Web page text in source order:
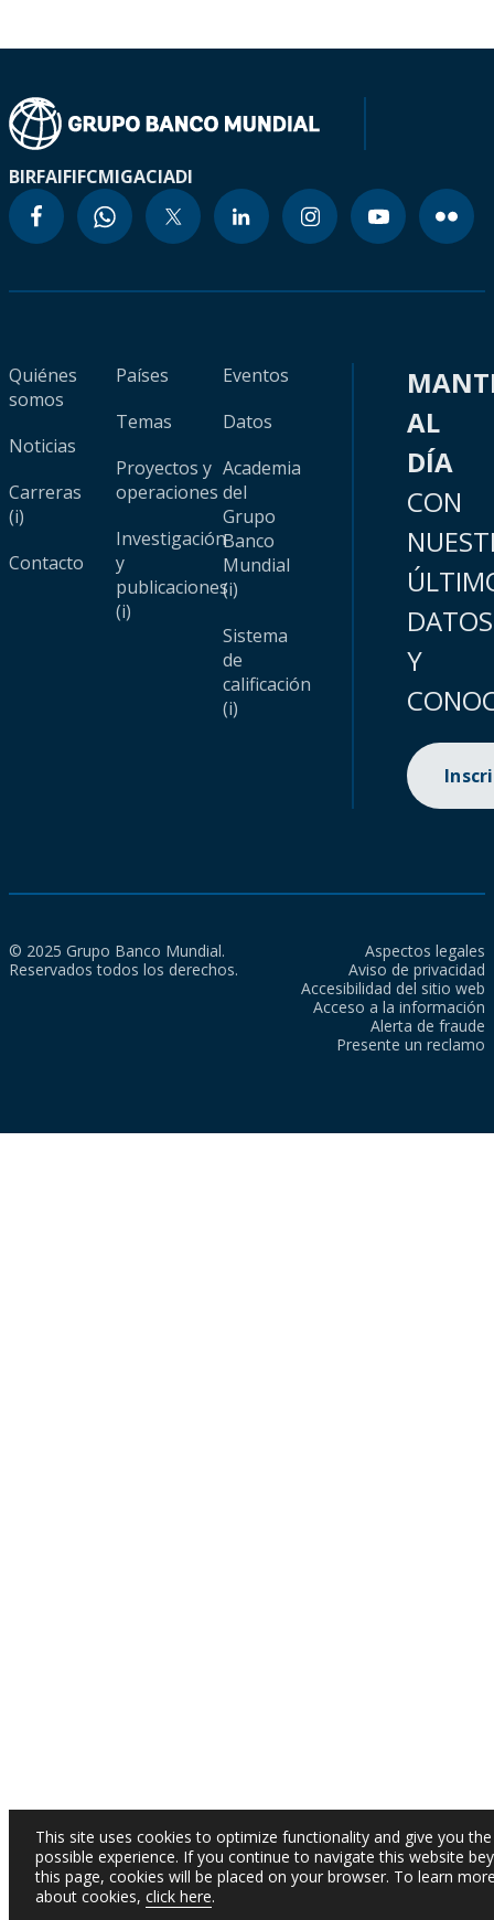
BIRFAIFIFCMIGACIADI
Quiénes
somos
Noticias
Carreras
(i)
Contacto
Países
Temas
Proyectos y
operaciones
Investigación
y
publicaciones
(i)
Eventos
Datos
Academia
del
Grupo
Banco
Mundial
(i)
Sistema
de
calificación
(i)
AL
DÍA
CON
DATOS
Y
© 2025 Grupo Banco Mundial.
Reservados todos los derechos.
Aspectos legales
Aviso de privacidad
Accesibilidad del sitio web
Acceso a la información
Alerta de fraude
Presente un reclamo
This site uses cookies to optimize functionality and give you
possible experience. If you continue to navigate this website
this page, cookies will be placed on your browser. To learn
about cookies, click here.